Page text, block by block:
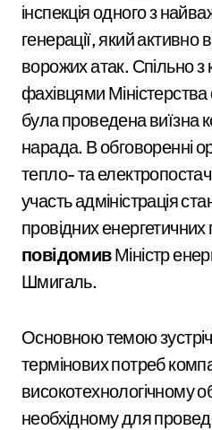
інспекція одного з
генерації, який активно
ворожих атак. Спільно з
фахівцями Міністерства
була проведена виїзна
нарада. В обговоренні
тепло- та
участь адміністрація
провідних
повідомивМіністр
Шмигаль.
Основною темою
термінових потреб
високотехнологічному
необхідному для